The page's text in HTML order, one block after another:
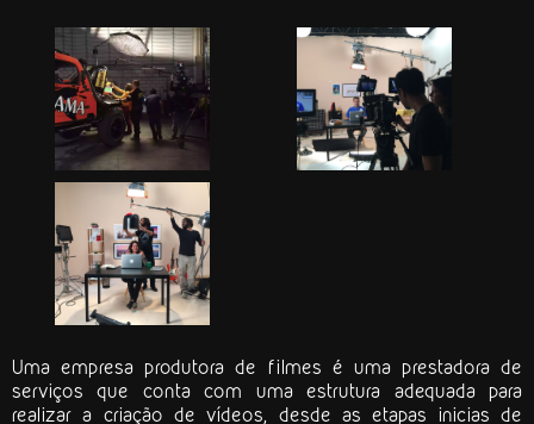
Umaempresa produtora de filmes é uma prestadora de
serviços que conta com uma estrutura adequada para
realizar a criação de vídeos, desde as etapas inicias de